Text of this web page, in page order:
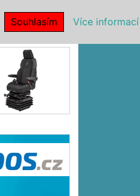
Souhlasím Více informací